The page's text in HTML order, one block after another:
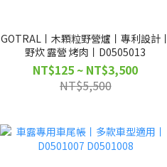
GOTRAL丨木顆粒野營爐丨專利設計丨
野炊 露營 烤肉丨D0505013
NT$125 ~ NT$3,500
NT$5,500